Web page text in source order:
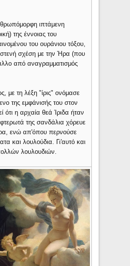
ιπτάμενη
της έννοιας του
του ουράνιου τόξου,
στενή σχέση με την Ήρα (που
από αναγραμματισμός
με τη λέξη "ίρις" ονόμασε
της εμφάνισής του στον
ότι η αρχαία θεά Ίριδα ήταν
της σανδάλια χόρευε
ενώ απ'όπου περνούσε
και λουλούδια. Γι'αυτό και
λουλουδιών.